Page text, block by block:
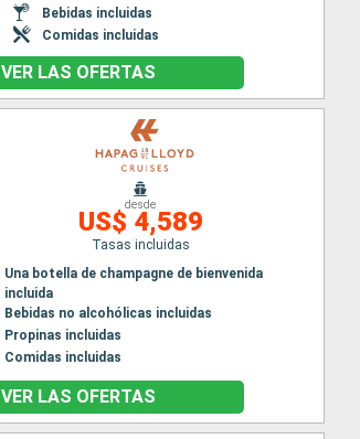
Bebidas incluidas
Comidas incluidas
VER LAS OFERTAS
desde
US$ 4,589
Tasas incluidas
Una botella de champagne de bienvenida
incluida
Bebidas no alcohólicas incluidas
Propinas incluidas
Comidas incluidas
VER LAS OFERTAS